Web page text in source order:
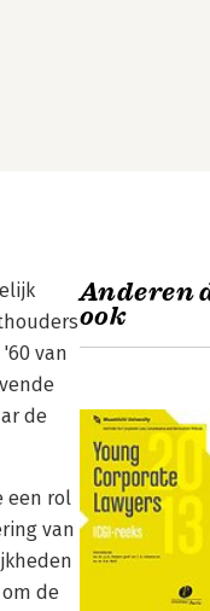
van
de
een rol
van
de
Anderen
ook